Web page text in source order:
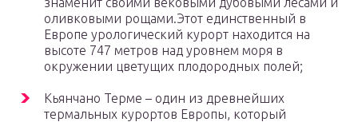
оливковыми рощами.Этот единственный в
Европе урологический курорт находится на
высоте 747 метров над уровнем моря в
окружении цветущих плодородных полей;
Кьянчано Терме – один из древнейших
термальных курортов Европы, который